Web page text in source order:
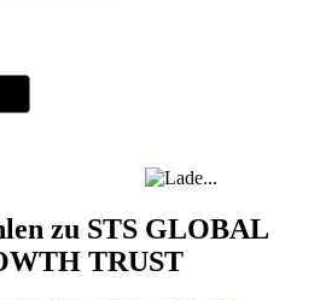
zu STS GLOBAL
TRUST